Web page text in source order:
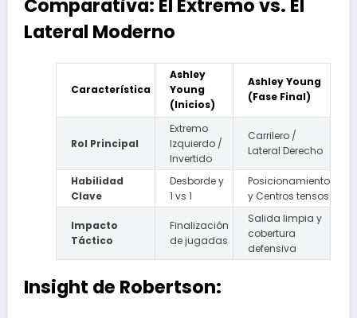
Comparativa: El Extremo vs. El
Lateral Moderno
Característica
Ashley
Young
(Inicios)
Ashley Young
(Fase Final)
Rol Principal
Extremo
Izquierdo /
Invertido
Carrilero /
Lateral Derecho
Habilidad
Clave
Desborde y
1 vs 1
Posicionamiento
y Centros tensos
Impacto
Táctico
Finalización
de jugadas
Salida limpia y
cobertura
defensiva
Insight de Robertson: